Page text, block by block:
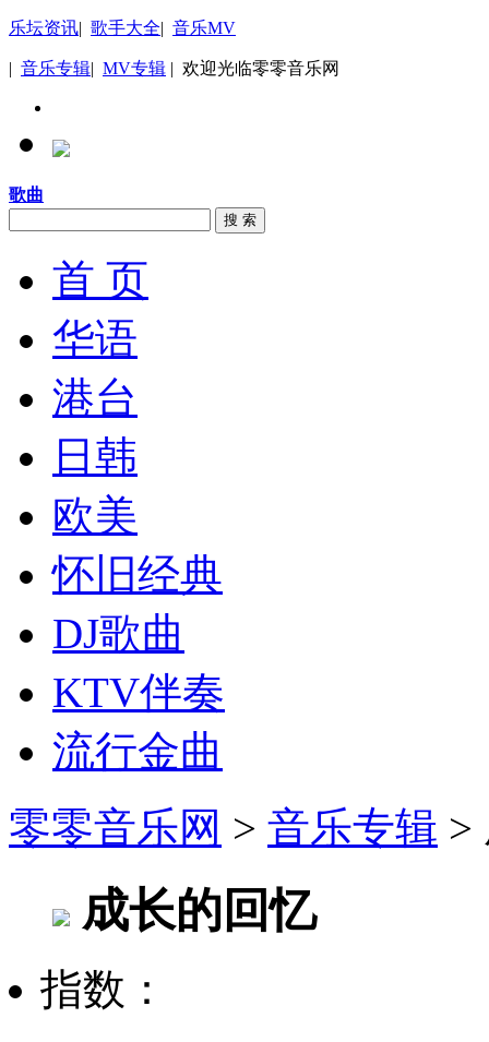
乐坛资讯| 歌手大全| 音乐MV
| 音乐专辑| MV专辑 | 欢迎光临零零音乐网
歌曲
搜 索
首 页
华语
港台
日韩
欧美
怀旧经典
DJ歌曲
KTV伴奏
流行金曲
零零音乐网 > 音乐专辑 >
成长的回忆
指数：